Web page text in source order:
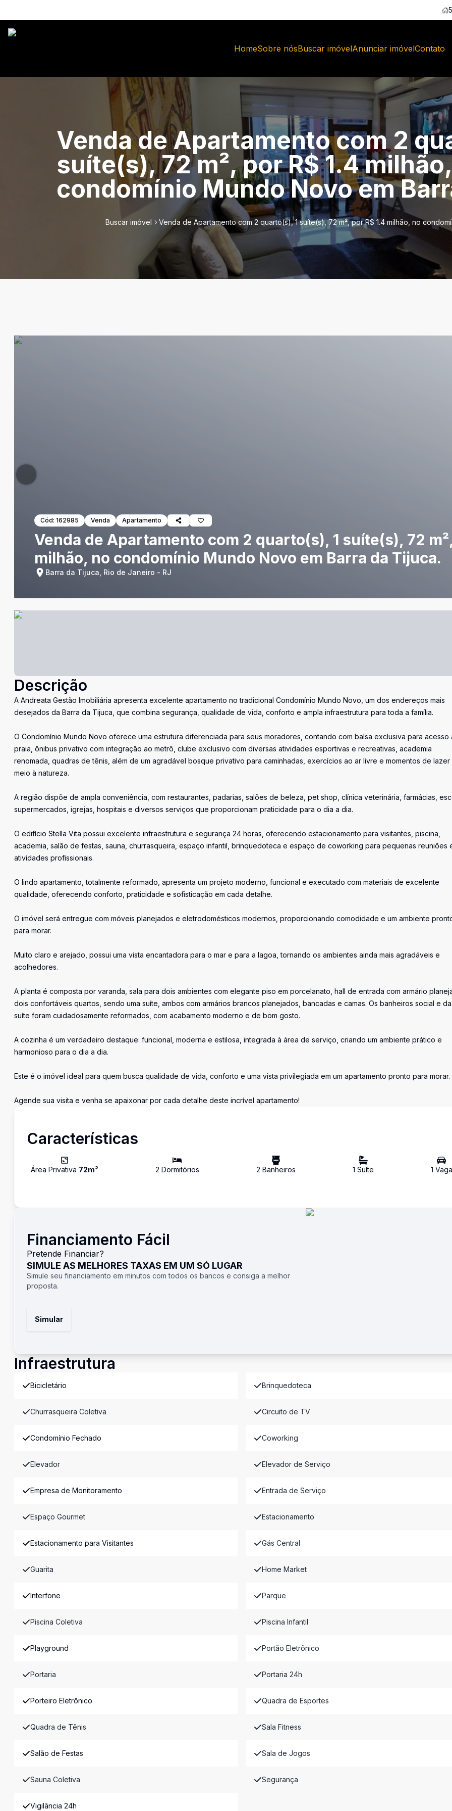
HomeSobre nósBuscar imóvelAnunciar imóvelContato
Venda de Apartamento com 2
suíte(s), 72 m², por R$ 1.4
condomínio Mundo Novo em
Buscar imóvel Venda de Apartamento com 2 quarto(s), 1 suíte(s), 72 m², por R$ 1.4 milhão, no
Cód: 162985 Venda Apartamento
Venda de Apartamento com 2 quarto(s), 1 suíte(s), 72
milhão, no condomínio Mundo Novo em Barra da Tijuca.
Barra da Tijuca, Rio de Janeiro - RJ
Descrição
A Andreata Gestão Imobiliária apresenta excelente apartamento no tradicional Condomínio Mundo Novo, um dos endereços mais
desejados da Barra da Tijuca, que combina segurança, qualidade de vida, conforto e ampla infraestrutura para toda a família.
O Condomínio Mundo Novo oferece uma estrutura diferenciada para seus moradores, contando com balsa exclusiva para acesso
praia, ônibus privativo com integração ao metrô, clube exclusivo com diversas atividades esportivas e recreativas, academia
renomada, quadras de tênis, além de um agradável bosque privativo para caminhadas, exercícios ao ar livre e momentos de lazer
meio à natureza.
A região dispõe de ampla conveniência, com restaurantes, padarias, salões de beleza, pet shop, clínica veterinária, farmácias,
supermercados, igrejas, hospitais e diversos serviços que proporcionam praticidade para o dia a dia.
O edifício Stella Vita possui excelente infraestrutura e segurança 24 horas, oferecendo estacionamento para visitantes, piscina,
academia, salão de festas, sauna, churrasqueira, espaço infantil, brinquedoteca e espaço de coworking para pequenas reuniões
atividades profissionais.
O lindo apartamento, totalmente reformado, apresenta um projeto moderno, funcional e executado com materiais de excelente
qualidade, oferecendo conforto, praticidade e sofisticação em cada detalhe.
O imóvel será entregue com móveis planejados e eletrodomésticos modernos, proporcionando comodidade e um ambiente
para morar.
Muito claro e arejado, possui uma vista encantadora para o mar e para a lagoa, tornando os ambientes ainda mais agradáveis e
acolhedores.
A planta é composta por varanda, sala para dois ambientes com elegante piso em porcelanato, hall de entrada com armário
dois confortáveis quartos, sendo uma suíte, ambos com armários brancos planejados, bancadas e camas. Os banheiros social e da
suíte foram cuidadosamente reformados, com acabamento moderno e de bom gosto.
A cozinha é um verdadeiro destaque: funcional, moderna e estilosa, integrada à área de serviço, criando um ambiente prático e
harmonioso para o dia a dia.
Este é o imóvel ideal para quem busca qualidade de vida, conforto e uma vista privilegiada em um apartamento pronto para morar.
Agende sua visita e venha se apaixonar por cada detalhe deste incrível apartamento!
Características
Área Privativa 72m² 2 Dormitórios 2 Banheiros 1 Suíte 1 Vaga
Financiamento Fácil
Pretende Financiar?
SIMULE AS MELHORES TAXAS EM UM SÓ LUGAR
Simule seu financiamento em minutos com todos os bancos e consiga a melhor
proposta.
Simular
Infraestrutura
Bicicletário Brinquedoteca
Churrasqueira Coletiva Circuito de TV
Condomínio Fechado Coworking
Elevador Elevador de Serviço
Empresa de Monitoramento Entrada de Serviço
Espaço Gourmet Estacionamento
Estacionamento para Visitantes Gás Central
Guarita Home Market
Interfone Parque
Piscina Coletiva Piscina Infantil
Playground Portão Eletrônico
Portaria Portaria 24h
Porteiro Eletrônico Quadra de Esportes
Quadra de Tênis Sala Fitness
Salão de Festas Sala de Jogos
Sauna Coletiva Segurança
Vigilância 24h